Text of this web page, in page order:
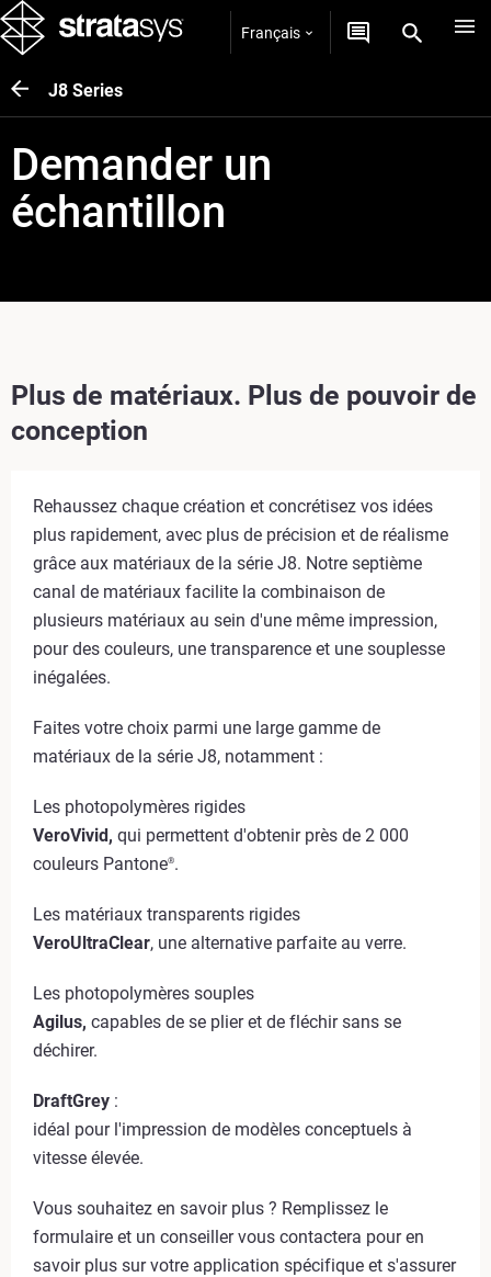
Français
J8 Series
Demander un
échantillon
Plus de matériaux. Plus de pouvoir de
conception
Rehaussez chaque création et concrétisez vos idées
plus rapidement, avec plus de précision et de réalisme
grâce aux matériaux de la série J8. Notre septième
canal de matériaux facilite la combinaison de
plusieurs matériaux au sein d'une même impression,
pour des couleurs, une transparence et une souplesse
inégalées.
Faites votre choix parmi une large gamme de
matériaux de la série J8, notamment :
Les photopolymères rigides
VeroVivid, qui permettent d'obtenir près de 2 000
couleurs Pantone®.
Les matériaux transparents rigides
VeroUltraClear, une alternative parfaite au verre.
Les photopolymères souples
Agilus, capables de se plier et de fléchir sans se
déchirer.
DraftGrey :
idéal pour l'impression de modèles conceptuels à
vitesse élevée.
Vous souhaitez en savoir plus ? Remplissez le
formulaire et un conseiller vous contactera pour en
savoir plus sur votre application spécifique et s'assurer